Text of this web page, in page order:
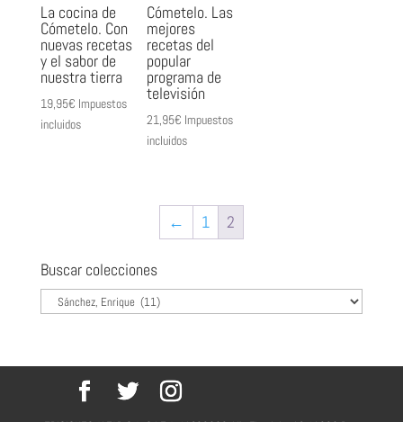
La cocina de
Cómetelo. Con
nuevas recetas
y el sabor de
nuestra tierra
19,95€ Impuestos
incluidos
Cómetelo. Las
mejores
recetas del
popular
programa de
televisión
21,95€ Impuestos
incluidos
← 1 2
Buscar colecciones